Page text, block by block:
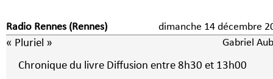
Radio Rennes (Rennes) dimanche 14 décembre
« Pluriel » Gabriel
Chronique du livre Diffusion entre 8h30 et 13h00